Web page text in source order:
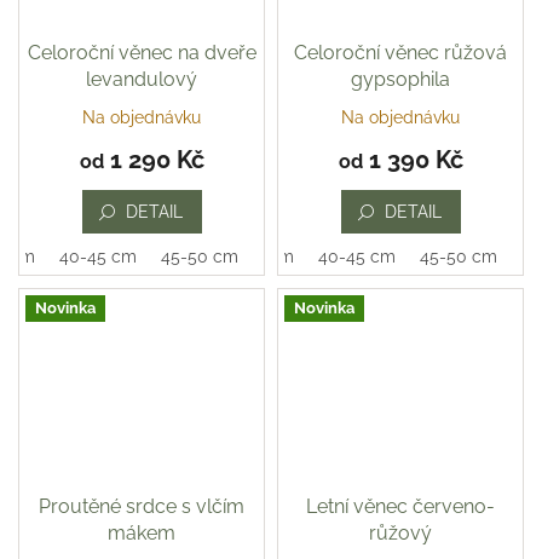
Celoroční věnec na dveře
levandulový
Průměrné
produktu
5
hvězdiček.
Na objednávku
od1 290 Kč
DETAIL
cm 40-45 cm 45-50 cm
Celoroční věnec růžová
gypsophila
Průměrné
produktu
5
hvězdiček.
Na objednávku
od1 390 Kč
DETAIL
35-40 cm 40-45 cm 45-50 cm
Novinka
Proutěné srdce s vlčím
mákem
Novinka
Letní věnec červeno-
růžový